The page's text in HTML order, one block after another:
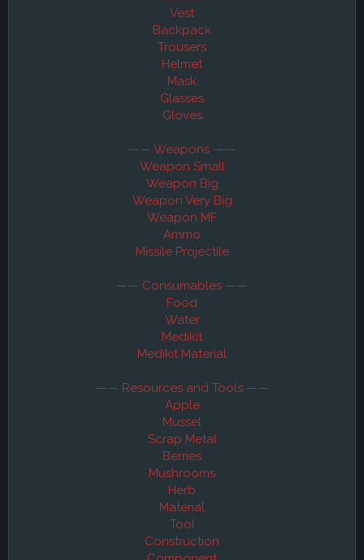
Vest
Backpack
Trousers
Helmet
Mask
Glasses
Gloves
—— Weapons ——
Weapon Small
Weapon Big
Weapon Very Big
Weapon MF
Ammo
Missile Projectile
—— Consumables ——
Food
Water
Medikit
Medikit Material
—— Resources and Tools ——
Apple
Mussel
Scrap Metal
Berries
Mushrooms
Herb
Material
Tool
Construction